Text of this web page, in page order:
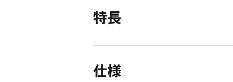
特長
仕様